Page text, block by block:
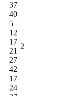
37
40
5
12
17
21
27
42
2
17
24